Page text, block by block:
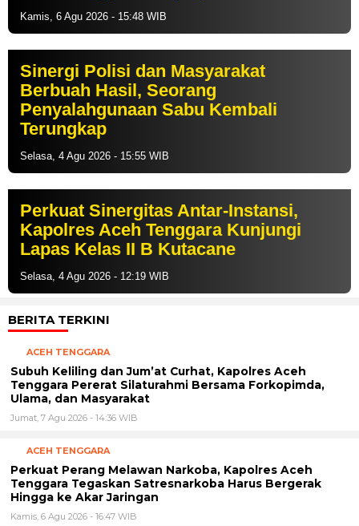
Kamis, 6 Agu 2026 - 15:48 WIB
Sinergi Polisi dan Masyarakat
Berbuah Hasil, Seorang
Penyalahgunaan Sabu Kembali
Terungkap
Selasa, 4 Agu 2026 - 15:55 WIB
Perkuat Sinergitas Antar-Instansi,
Kapolres Aceh Tenggara Kunjungi
Lapas Kelas II B Kutacane
Selasa, 4 Agu 2026 - 12:19 WIB
BERITA TERKINI
ACEH TENGGARA
Subuh Keliling dan Jum’at Curhat, Kapolres Aceh
Tenggara Pererat Silaturahmi Bersama Forkopimda,
Ulama, dan Masyarakat
Jumat, 7 Agu 2026 - 14:36 WIB
ACEH TENGGARA
Perkuat Perang Melawan Narkoba, Kapolres Aceh
Tenggara Tegaskan Satresnarkoba Harus Bergerak
Hingga ke Akar Jaringan
Kamis, 6 Agu 2026 - 16:47 WIB